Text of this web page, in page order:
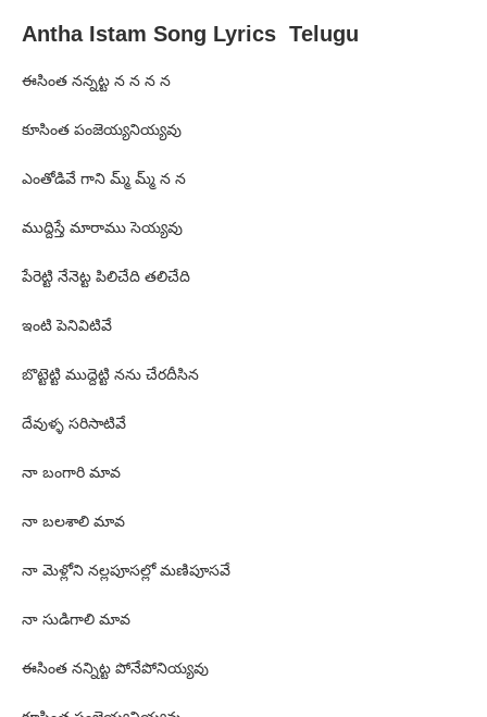
Antha Istam Song Lyrics Telugu
ఈసింత నన్నట్ట న న న న
కూసింత పంజెయ్యనియ్యవు
ఎంతోడివే గాని మ్మ్ మ్మ్ న న
ముద్దిస్తే మారాము సెయ్యవు
పేరెట్టి నేనెట్ట పిలిచేది తలిచేది
ఇంటి పెనివిటివే
బొట్టెట్టి ముద్దెట్టి నను చేరదీసిన
దేవుళ్ళ సరిసాటివే
నా బంగారి మావ
నా బలశాలి మావ
నా మెళ్లోని నల్లపూసల్లో మణిపూసవే
నా సుడిగాలి మావ
ఈసింత నన్నిట్ట పోనేపోనియ్యవు